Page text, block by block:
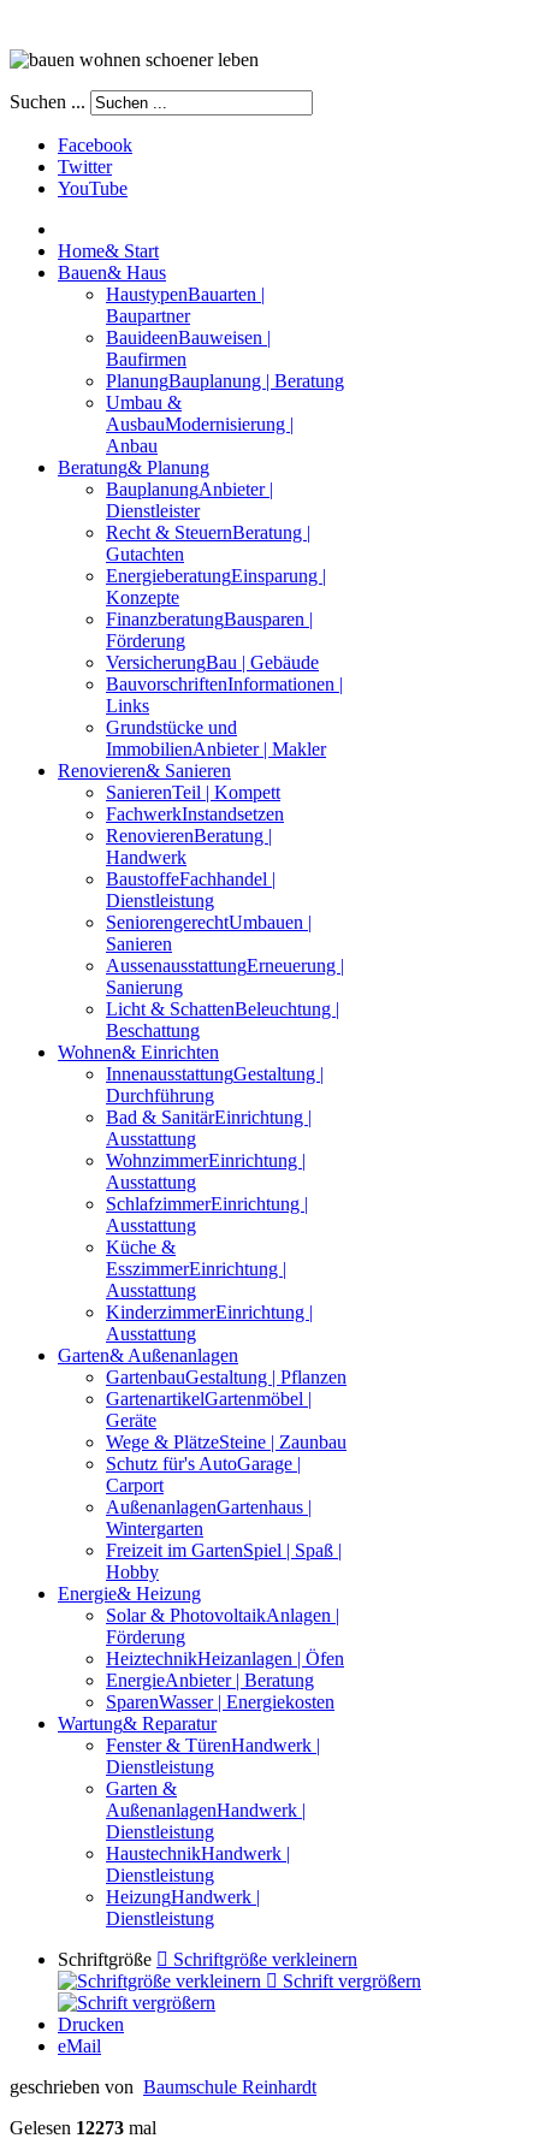
Suchen ...
Facebook
Twitter
YouTube
Home& Start
Bauen& Haus
HaustypenBauarten |
Baupartner
BauideenBauweisen |
Baufirmen
PlanungBauplanung | Beratung
Umbau &
AusbauModernisierung |
Anbau
Beratung& Planung
BauplanungAnbieter |
Dienstleister
Recht & SteuernBeratung |
Gutachten
EnergieberatungEinsparung |
Konzepte
FinanzberatungBausparen |
Förderung
VersicherungBau | Gebäude
BauvorschriftenInformationen |
Links
Grundstücke und
ImmobilienAnbieter | Makler
Renovieren& Sanieren
SanierenTeil | Kompett
FachwerkInstandsetzen
RenovierenBeratung |
Handwerk
BaustoffeFachhandel |
Dienstleistung
SeniorengerechtUmbauen |
Sanieren
AussenausstattungErneuerung |
Sanierung
Licht & SchattenBeleuchtung |
Beschattung
Wohnen& Einrichten
InnenausstattungGestaltung |
Durchführung
Bad & SanitärEinrichtung |
Ausstattung
WohnzimmerEinrichtung |
Ausstattung
SchlafzimmerEinrichtung |
Ausstattung
Küche &
EsszimmerEinrichtung |
Ausstattung
KinderzimmerEinrichtung |
Ausstattung
Garten& Außenanlagen
GartenbauGestaltung | Pflanzen
GartenartikelGartenmöbel |
Geräte
Wege & PlätzeSteine | Zaunbau
Schutz für's AutoGarage |
Carport
AußenanlagenGartenhaus |
Wintergarten
Freizeit im GartenSpiel | Spaß |
Hobby
Energie& Heizung
Solar & PhotovoltaikAnlagen |
Förderung
HeiztechnikHeizanlagen | Öfen
EnergieAnbieter | Beratung
SparenWasser | Energiekosten
Wartung& Reparatur
Fenster & TürenHandwerk |
Dienstleistung
Garten &
AußenanlagenHandwerk |
Dienstleistung
HaustechnikHandwerk |
Dienstleistung
HeizungHandwerk |
Dienstleistung
Schriftgröße
Schriftgröße verkleinern
Schrift vergrößern
Drucken
eMail
geschrieben von Baumschule Reinhardt
Gelesen 12273 mal